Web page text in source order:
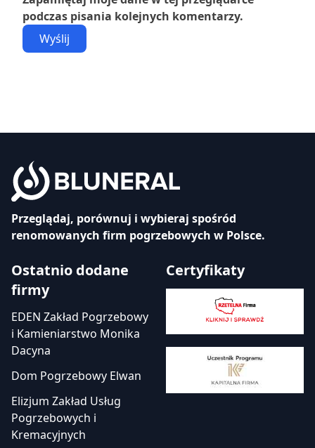
podczas pisania kolejnych komentarzy.
Wyślij
Przeglądaj, porównuj i wybieraj spośród
renomowanych firm pogrzebowych w Polsce.
Ostatnio dodane
firmy
EDEN Zakład Pogrzebowy
i Kamieniarstwo Monika
Dacyna
Dom Pogrzebowy Elwan
Elizjum Zakład Usług
Pogrzebowych i
Kremacyjnych
Certyfikaty